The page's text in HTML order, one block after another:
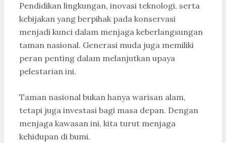
Pendidikan lingkungan, inovasi teknologi, serta
kebijakan yang berpihak pada konservasi
menjadi kunci dalam menjaga keberlangsungan
taman nasional. Generasi muda juga memiliki
peran penting dalam melanjutkan upaya
pelestarian ini.
Taman nasional bukan hanya warisan alam,
tetapi juga investasi bagi masa depan. Dengan
menjaga kawasan ini, kita turut menjaga
kehidupan di bumi.